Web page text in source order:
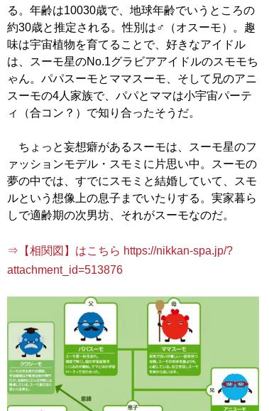
る。年齢は10030歳で、地球年齢でいうところの
約30歳と推定される。性別は♂（オスーモ）。趣
味は宇宙植物を育てることで、好きなアイドル
は、スーモ星のNo.1グラビアアイドルのスモモち
ゃん。パパスーモとママスーモ、そして兄のアニ
スーモの4人家族で、パパとママは小宇宙パーテ
ィ（合コン？）で知り合ったそうだ。
ちょっと妄想癖があるスーモは、スーモ星のフ
ァッションモデル・スモミに片思い中。スーモの
夢の中では、すでにスモミと結婚していて、スモ
ルという想像上の息子までいたりする。実家暮ら
しで適齢期の次男坊、それがスーモなのだ。
⇒【相関図】はこちら https://nikkan-spa.jp/?
attachment_id=513876